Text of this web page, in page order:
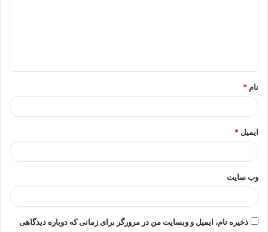
*
نام *
ایمیل *
وب‌ سایت
ذخیره نام، ایمیل و وبسایت من در مرورگر برای زمانی که دوباره دیدگاهی